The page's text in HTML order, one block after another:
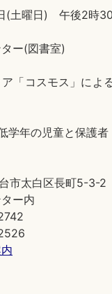
(土曜日) 午後2時
ー(図書室)
「コスモス」によ
学年の児童と保護
市太白区長町5-3-2
ー内